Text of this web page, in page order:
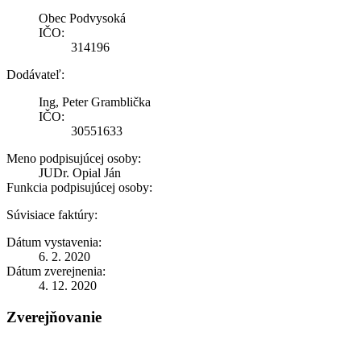
Obec Podvysoká
IČO:
314196
Dodávateľ:
Ing, Peter Gramblička
IČO:
30551633
Meno podpisujúcej osoby:
JUDr. Opial Ján
Funkcia podpisujúcej osoby:
Súvisiace faktúry:
Dátum vystavenia:
6. 2. 2020
Dátum zverejnenia:
4. 12. 2020
Zverejňovanie